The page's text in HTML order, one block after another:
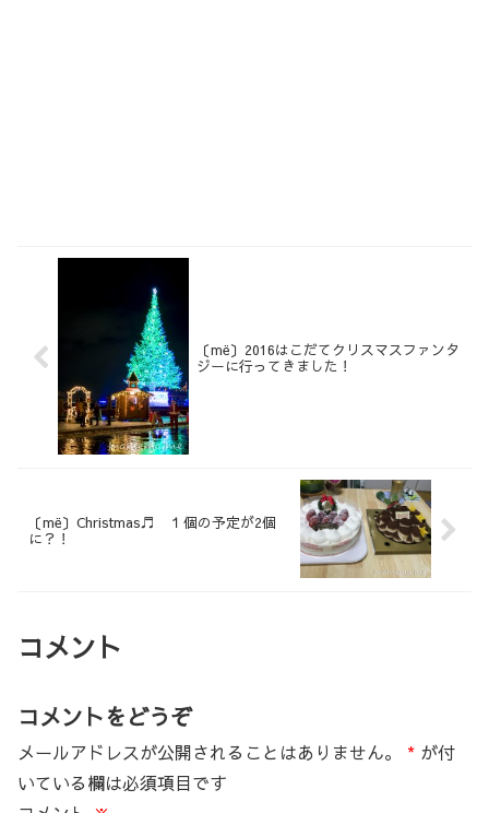
〔më〕2016はこだてクリスマスファンタ
ジーに行ってきました！
〔më〕Christmas♬ １個の予定が2個
に？！
コメント
コメントをどうぞ
メールアドレスが公開されることはありません。 * が付
いている欄は必須項目です